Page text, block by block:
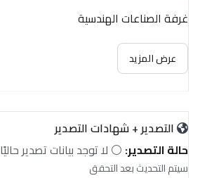
غرفة الصناعات الهندسية
عرض المزيد
التصدير + شهادات التصدير
حالة التصدير: ⚪ لا توجد بيانات تصدير حاليًا
سيتم التحديث بعد التحقق